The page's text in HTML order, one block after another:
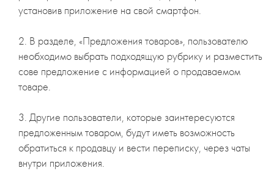
установив приложение на свой смартфон.
2. В разделе, «Предложения товаров», пользователю
необходимо выбрать подходящую рубрику и разместить
сове предложение с информацией о продаваемом
товаре.
3. Другие пользователи, которые заинтересуются
предложенным товаром, будут иметь возможность
обратиться к продавцу и вести переписку, через чаты
внутри приложения.